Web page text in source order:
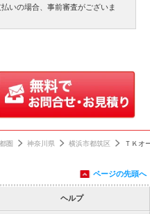
いの場合、事前審査がございま
圏 神奈川県 横浜市都筑区 ＴＫオ
ページの先頭へ
ヘルプ